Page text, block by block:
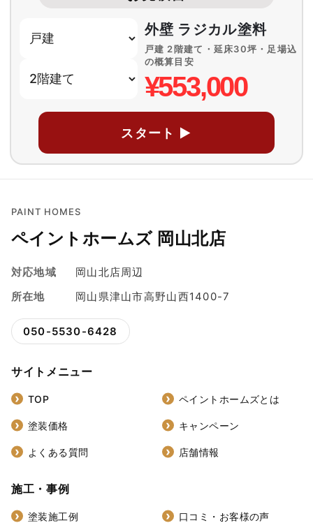
外壁 ラジカル塗料
戸建 2階建て・延床30坪・足場込
の概算目安
¥553,000
スタート ▶
PAINT HOMES
ペイントホームズ 岡山北店
対応地域
岡山北店周辺
所在地
岡山県津山市高野山西1400-7
050-5530-6428
サイトメニュー
TOP ペイントホームズとは
塗装価格 キャンペーン
よくある質問 店舗情報
施工・事例
塗装施工例 口コミ・お客様の声